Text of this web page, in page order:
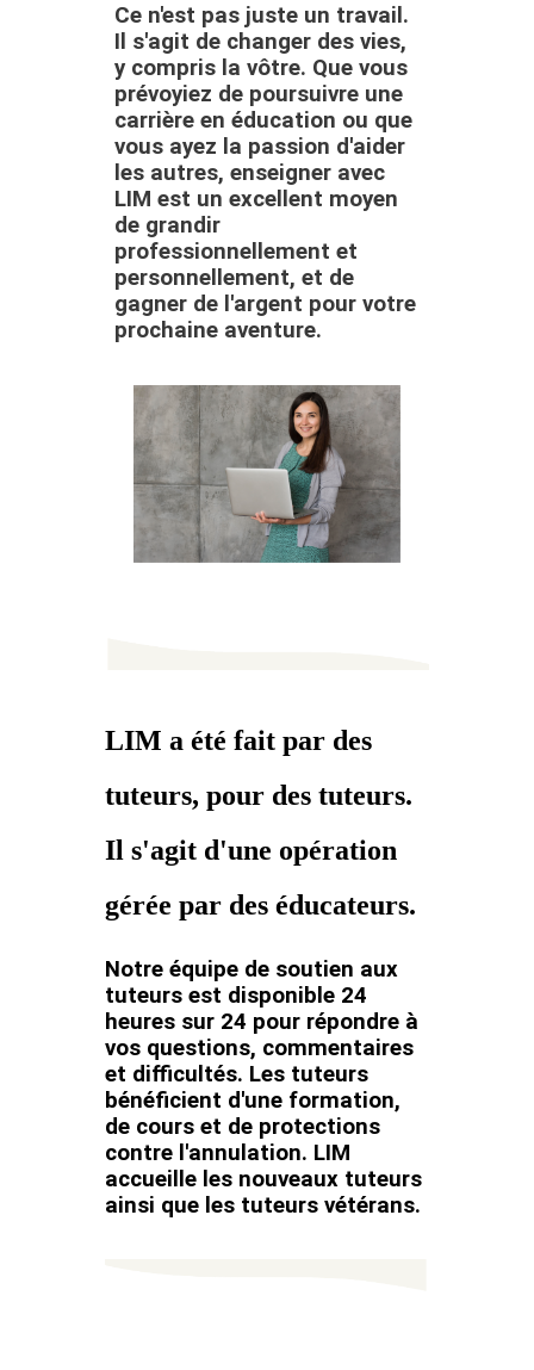
Ce n'est pas juste un travail.
Il s'agit de changer des vies,
y compris la vôtre. Que vous
prévoyiez de poursuivre une
carrière en éducation ou que
vous ayez la passion d'aider
les autres, enseigner avec
LIM est un excellent moyen
de grandir
professionnellement et
personnellement, et de
gagner de l'argent pour votre
prochaine aventure.
LIM a été fait par des
tuteurs, pour des tuteurs.
Il s'agit d'une opération
gérée par des éducateurs.
Notre équipe de soutien aux
tuteurs est disponible 24
heures sur 24 pour répondre à
vos questions, commentaires
et difficultés. Les tuteurs
bénéficient d'une formation,
de cours et de protections
contre l'annulation. LIM
accueille les nouveaux tuteurs
ainsi que les tuteurs vétérans.